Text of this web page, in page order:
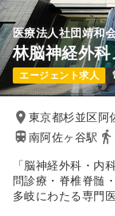
医療法人社団靖和
林脳神経外
エージェント求人
東京都杉並区阿
南阿佐ヶ谷駅
「脳神経外科・内
問診療・脊椎脊髄
多岐にわたる専門